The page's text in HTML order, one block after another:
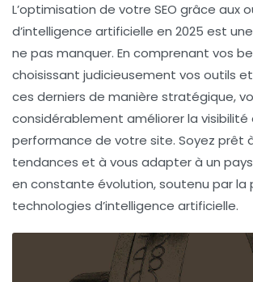
L’optimisation de votre SEO grâce aux
d’intelligence artificielle en 2025 est
ne pas manquer. En comprenant vos
choisissant judicieusement vos outils
ces derniers de manière stratégique,
considérablement améliorer la visibilité
performance de votre site. Soyez prêt
tendances et à vous adapter à un
en constante évolution, soutenu par la
technologies d’intelligence artificielle.